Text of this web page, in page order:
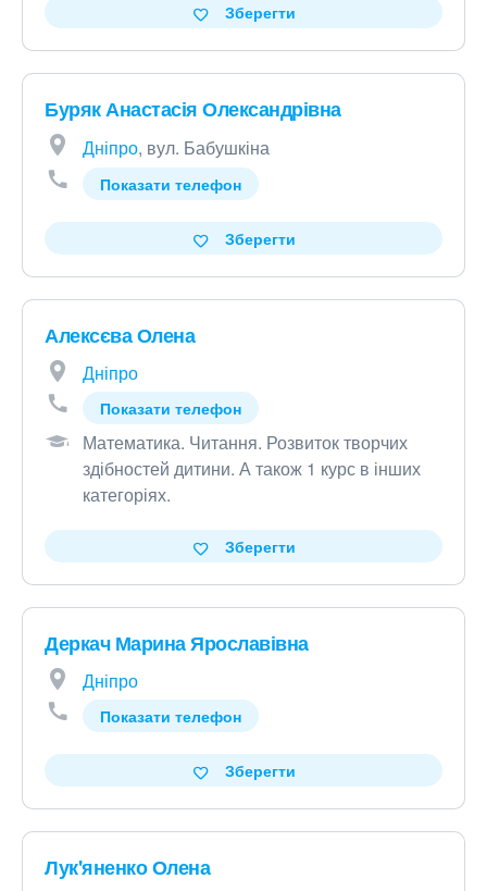
Зберегти
Буряк Анастасія Олександрівна
Дніпро, вул. Бабушкіна
Показати телефон
Зберегти
Алексєва Олена
Дніпро
Показати телефон
Математика. Читання. Розвиток творчих
здібностей дитини. А також 1 курс в інших
категоріях.
Зберегти
Деркач Марина Ярославівна
Дніпро
Показати телефон
Зберегти
Лук'яненко Олена